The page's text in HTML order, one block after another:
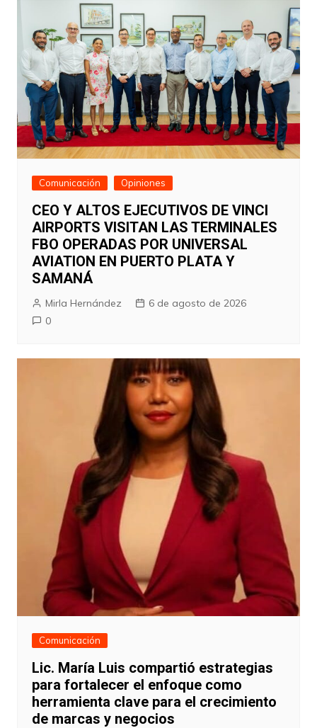
Comunicación Opiniones
CEO Y ALTOS EJECUTIVOS DE VINCI
AIRPORTS VISITAN LAS TERMINALES
FBO OPERADAS POR UNIVERSAL
AVIATION EN PUERTO PLATA Y
SAMANÁ
Mirla Hernández
6 de agosto de 2026
0
Comunicación
Lic. María Luis compartió estrategias
para fortalecer el enfoque como
herramienta clave para el crecimiento
de marcas y negocios